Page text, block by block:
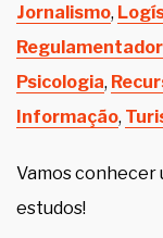
Jornalismo,
Psicologia,
Informação,
Vamos conhecer
estudos!